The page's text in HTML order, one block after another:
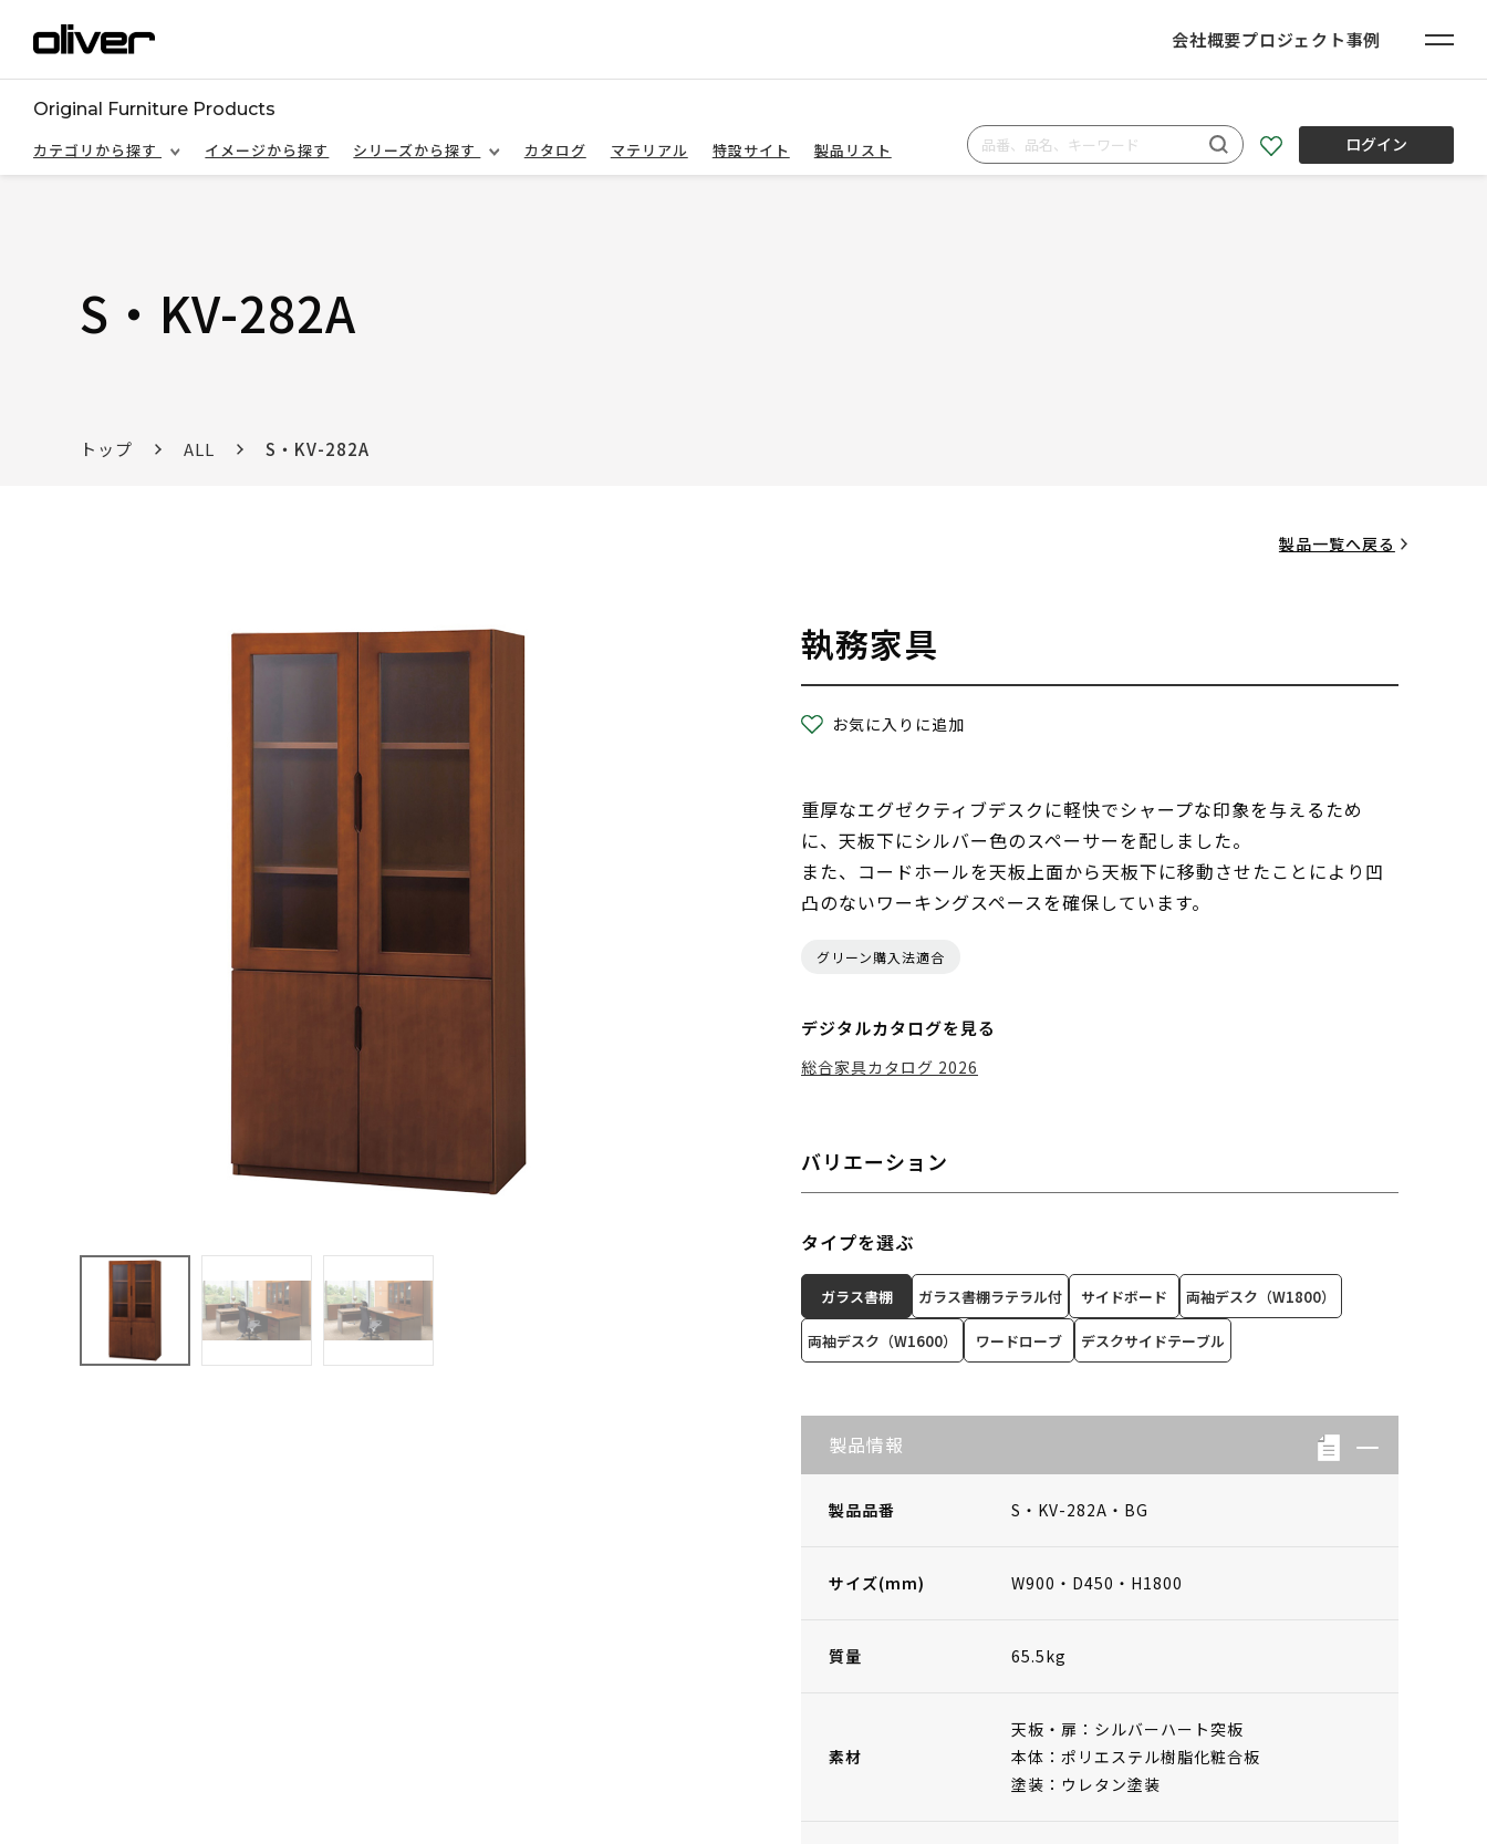
会社概要プロジェクト事例
Original Furniture Products
カテゴリから探す
イメージから探す シリーズから探す カタログ マテリアル 特設サイト 製品リスト ログイン
S・KV-282A
トップ ALL S・KV-282A
製品一覧へ戻る
執務家具
お気に入りに追加
重厚なエグゼクティブデスクに軽快でシャープな印象を与えるため
に、天板下にシルバー色のスペーサーを配しました。
また、コードホールを天板上面から天板下に移動させたことにより凹
凸のないワーキングスペースを確保しています。
グリーン購入法適合
デジタルカタログを見る
総合家具カタログ 2026
バリエーション
タイプを選ぶ
ガラス書棚 ガラス書棚ラテラル付 サイドボード 両袖デスク（W1800）
両袖デスク（W1600） ワードローブ デスクサイドテーブル
製品情報
製品品番 S・KV-282A・BG
サイズ(mm) W900・D450・H1800
質量 65.5kg
素材
天板・扉：シルバーハート突板
本体：ポリエステル樹脂化粧合板
塗装：ウレタン塗装